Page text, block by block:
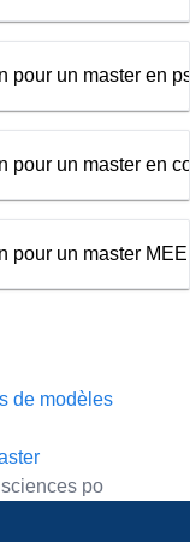
pour un master en
pour un master en
pour un master
de modèles
po